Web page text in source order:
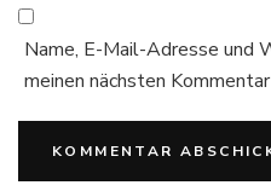
Name, E-Mail-Adresse und
meinen nächsten